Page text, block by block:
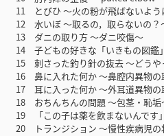
11 とびひ ～火の粉が飛ばないよう
12 水いぼ ～取るの，取らないの？
13 ダニの取り方 ～ダニ咬傷～
14 子どもの好きな「いきもの図鑑
15 刺さった釣り針の抜去 ～どうや
16 鼻に入れた何か ～鼻腔内異物の
17 耳に入った何か ～外耳道異物の
18 おちんちんの問題 ～包茎・恥垢
19 「この子は薬を飲まないんです
20 トランジション ～慢性疾病児の